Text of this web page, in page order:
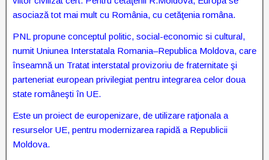
asociază tot mai mult cu România, cu cetăţenia româna.
PNL propune conceptul politic, social-economic si cultural,
numit Uniunea Interstatala Romania–Republica Moldova, care
înseamnă un Tratat interstatal provizoriu de fraternitate şi
parteneriat european privilegiat pentru integrarea celor doua
state româneşti în UE.
Este un proiect de europenizare, de utilizare raţionala a
resurselor UE, pentru modernizarea rapidă a Republicii
Moldova.